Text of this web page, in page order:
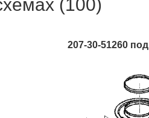
(100)
207-30-51260